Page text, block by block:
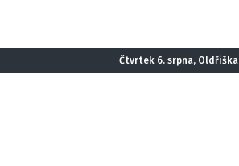
Čtvrtek 6. srpna, Oldřiška